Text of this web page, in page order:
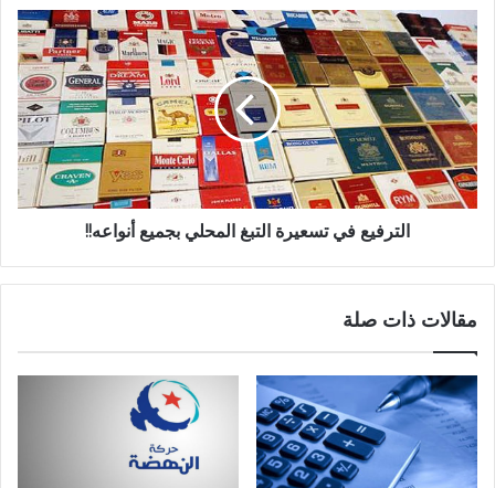
الترفيع في تسعيرة التبغ المحلي بجميع أنواعه!!
مقالات ذات صلة